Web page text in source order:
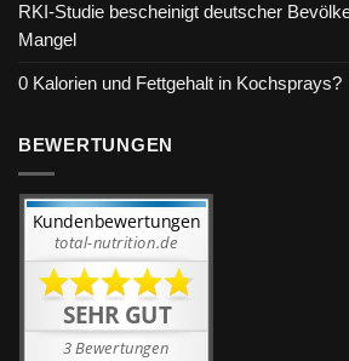
RKI-Studie bescheinigt deutscher
Mangel
0 Kalorien und Fettgehalt in Kochsprays?
BEWERTUNGEN